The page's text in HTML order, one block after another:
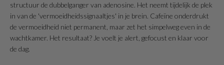
structuur de dubbelganger van adenosine. Het neemt tijdelijk de plek
in van de 'vermoeidheidssignaaltjes' in je brein. Cafeïne onderdrukt
de vermoeidheid niet permanent, maar zet het simpelweg even in de
wachtkamer. Het resultaat? Je voelt je alert, gefocust en klaar voor
de dag.